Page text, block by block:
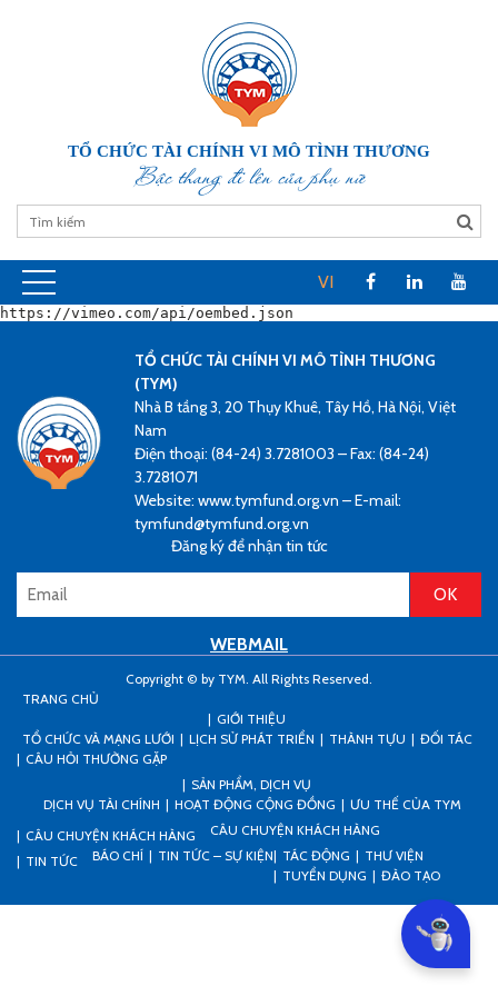
TỔ CHỨC TÀI CHÍNH VI MÔ TÌNH THƯƠNG
Bậc thang đi lên của phụ nữ
VI
https://vimeo.com/api/oembed.json
TỔ CHỨC TÀI CHÍNH VI MÔ TÌNH THƯƠNG
(TYM)
Nhà B tầng 3, 20 Thụy Khuê, Tây Hồ, Hà Nội, Việt
Nam
Điện thoại: (84-24) 3.7281003 – Fax: (84-24)
3.7281071
Website: www.tymfund.org.vn – E-mail:
tymfund@tymfund.org.vn
Đăng ký để nhận tin tức
WEBMAIL
Copyright © by TYM. All Rights Reserved.
TRANG CHỦ
GIỚI THIỆU
TỔ CHỨC VÀ MẠNG LƯỚI
LỊCH SỬ PHÁT TRIỂN THÀNH TỰU
ĐỐI TÁC
CÂU HỎI THƯỜNG GẶP
SẢN PHẨM, DỊCH VỤ
DỊCH VỤ TÀI CHÍNH
HOẠT ĐỘNG CỘNG ĐỒNG
ƯU THẾ CỦA TYM
CÂU CHUYỆN KHÁCH HÀNG
CÂU CHUYỆN KHÁCH HÀNG
TIN TỨC
BÁO CHÍ TIN TỨC – SỰ KIỆN TÁC ĐỘNG
THƯ VIỆN
TUYỂN DỤNG
ĐÀO TẠO
Can I